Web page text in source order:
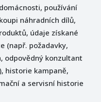
používání
náhradních dílů,
údaje získané
(např. požadavky,
odpovědný konzultant
historie kampaně,
a servisní historie